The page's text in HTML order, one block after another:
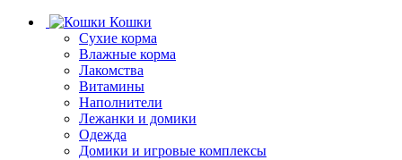
Кошки
Сухие корма
Влажные корма
Лакомства
Витамины
Наполнители
Лежанки и домики
Одежда
Домики и игровые комплексы